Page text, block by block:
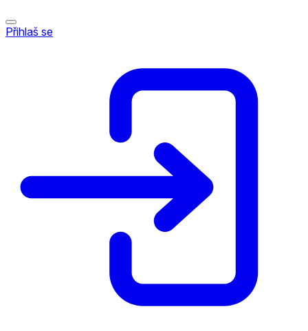
Přihlaš se